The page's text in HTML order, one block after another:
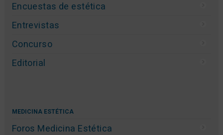
Encuestas de estética
Entrevistas
Concurso
Editorial
MEDICINA ESTÉTICA
Foros Medicina Estética